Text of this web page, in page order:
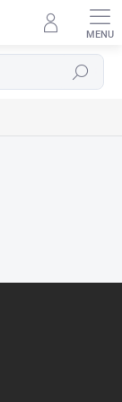
Hľadať